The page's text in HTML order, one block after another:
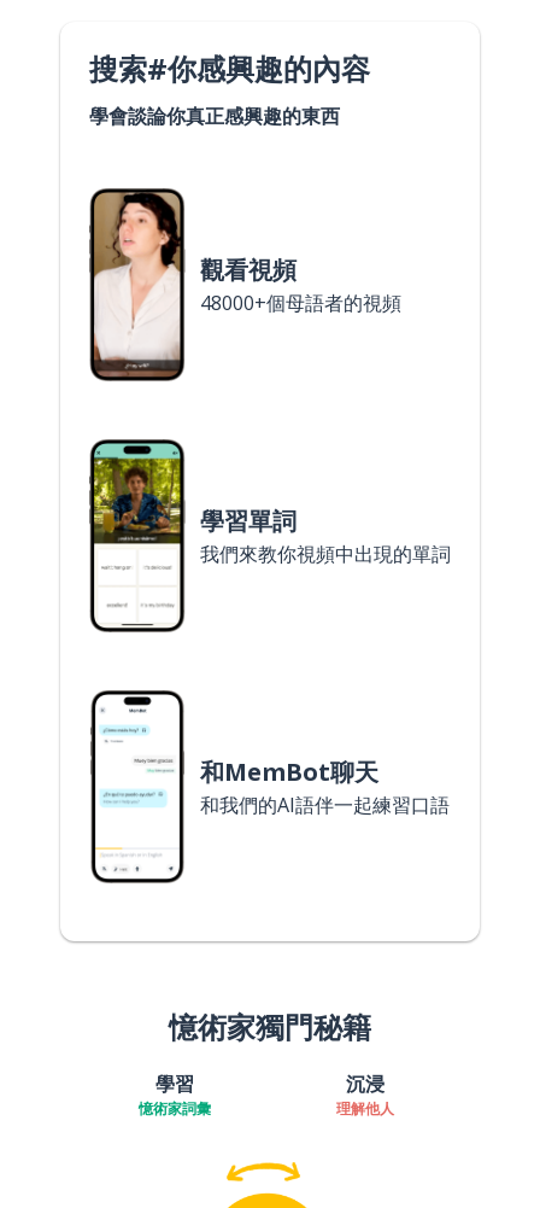
搜索#你感興趣的內容
學會談論你真正感興趣的東西
觀看視頻
48000+個母語者的視頻
學習單詞
我們來教你視頻中出現的單詞
和MemBot聊天
和我們的AI語伴一起練習口語
憶術家獨門秘籍
學習
憶術家詞彙
沉浸
理解他人